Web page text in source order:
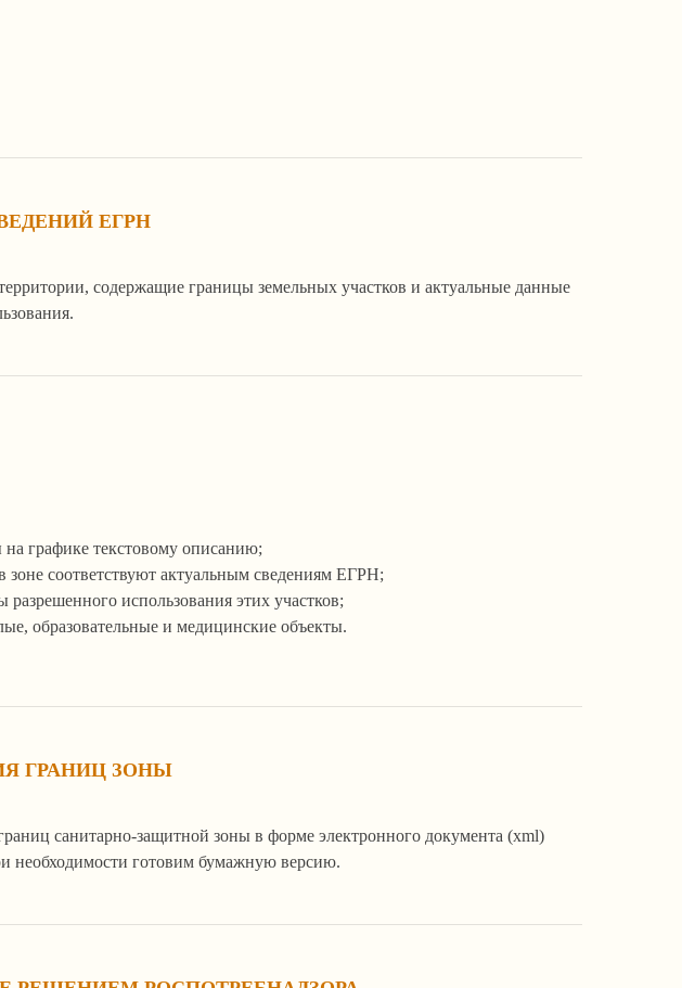
ЕГРН
содержащие границы земельных участков и актуальные данные
графике текстовому описанию;
зоне соответствуют актуальным сведениям ЕГРН;
использования этих участков;
образовательные и медицинские объекты.
ГРАНИЦ ЗОНЫ
санитарно-защитной зоны в форме электронного документа (xml)
необходимости готовим бумажную версию.